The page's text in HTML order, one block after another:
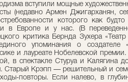
вступили мощные
(недавно Армен Джигарханян,
которого как
в Европе и у нас. (В
критика Бернда Зухера
упоминания о создателе
и лауреате Нобелевской
в спектакле Стуруа и Калягина
Старый Крэпп — решительный и
повторы. Если налево, в